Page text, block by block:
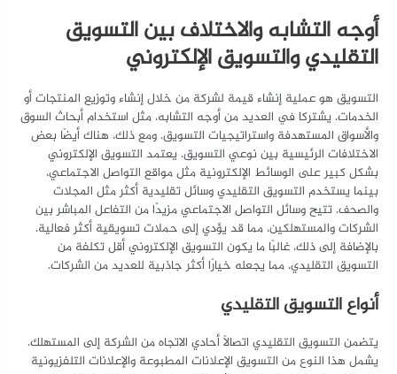
أوجه التشابه والاختلاف بين التسويق
التقليدي والتسويق الإلكتروني
التسويق هو عملية إنشاء قيمة لشركة من خلال إنشاء وتوزيع المنتجات أو
الخدمات. يشتركا في العديد من أوجه التشابه، مثل استخدام أبحاث السوق
والأسواق المستهدفة واستراتيجيات التسويق. ومع ذلك، هناك أيضًا بعض
الاختلافات الرئيسية بين نوعي التسويق. يعتمد التسويق الإلكتروني
بشكل كبير على الوسائط الإلكترونية مثل مواقع التواصل الاجتماعي،
بينما يستخدم التسويق التقليدي وسائل تقليدية أكثر مثل المجلات
والصحف. تتيح وسائل التواصل الاجتماعي مزيدًا من التفاعل المباشر بين
الشركات والمستهلكين، مما قد يؤدي إلى حملات تسويقية أكثر فعالية.
بالإضافة إلى ذلك، غالبًا ما يكون التسويق الإلكتروني أقل تكلفة من
التسويق التقليدي، مما يجعله خيارًا أكثر جاذبية للعديد من الشركات.
أنواع التسويق التقليدي
يتضمن التسويق التقليدي اتصالًا أحادي الاتجاه من الشركة إلى المستهلك.
يشمل هذا النوع من التسويق الإعلانات المطبوعة والإعلانات التلفزيونية